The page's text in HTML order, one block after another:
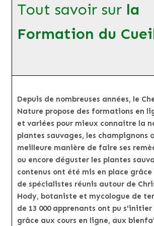
Tout savoir sur la
Formation du
Depuis de nombreuses années, le
Nature propose des formations en
et variées pour mieux connaître la
plantes sauvages, les champignons
meilleure manière de faire ses
ou encore déguster les plantes
contenus ont été mis en place grâce
de spécialistes réunis autour de
Hody, botaniste et mycologue de
de 13 000 apprenants ont pu
grâce aux cours en ligne, aux